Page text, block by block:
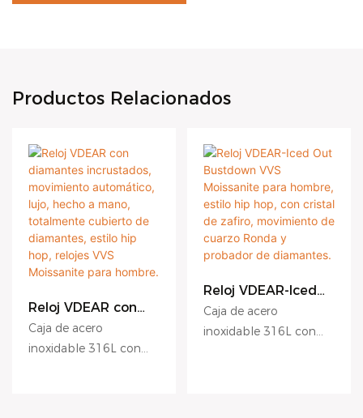
Productos Relacionados
Reloj VDEAR con
diamantes
incrustados,
movimiento
Caja de acero
inoxidable 316L con
Reloj VDEAR-Iced
Out Bustdown VVS
Moissanite para
hombre, estilo hip
Caja de acero
inoxidable 316L con